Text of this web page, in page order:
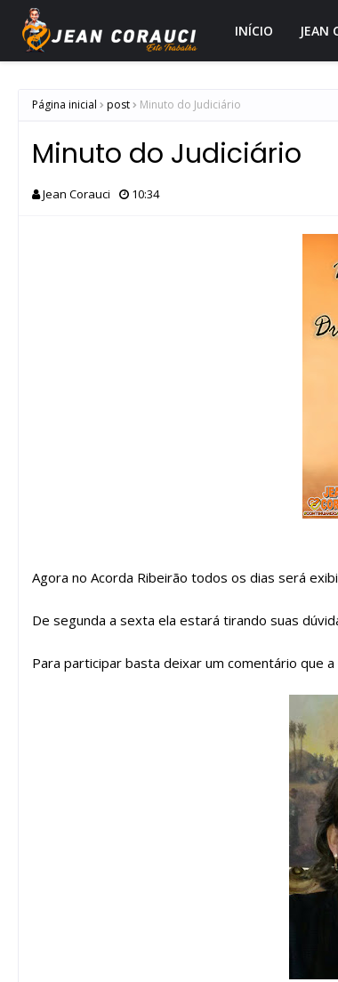
INÍCIO JEAN
Página inicial post Minuto do Judiciário
Minuto do Judiciário
Jean Corauci 10:34
Agora no Acorda Ribeirão todos os dias será
De segunda a sexta ela estará tirando suas
Para participar basta deixar um comentário que